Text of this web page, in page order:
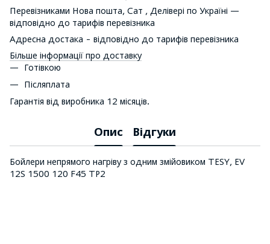
Перевізниками Нова пошта, Сат , Делівері по Україні —
відповідно до тарифів перевізника
Адресна достака - відповідно до тарифів перевізника
Більше інформації про доставку
Готівкою
Післяплата
Гарантія від виробника 12 місяців.
Опис Відгуки
Бойлери непрямого нагріву з одним змійовиком TESY, EV
12S 1500 120 F45 TP2